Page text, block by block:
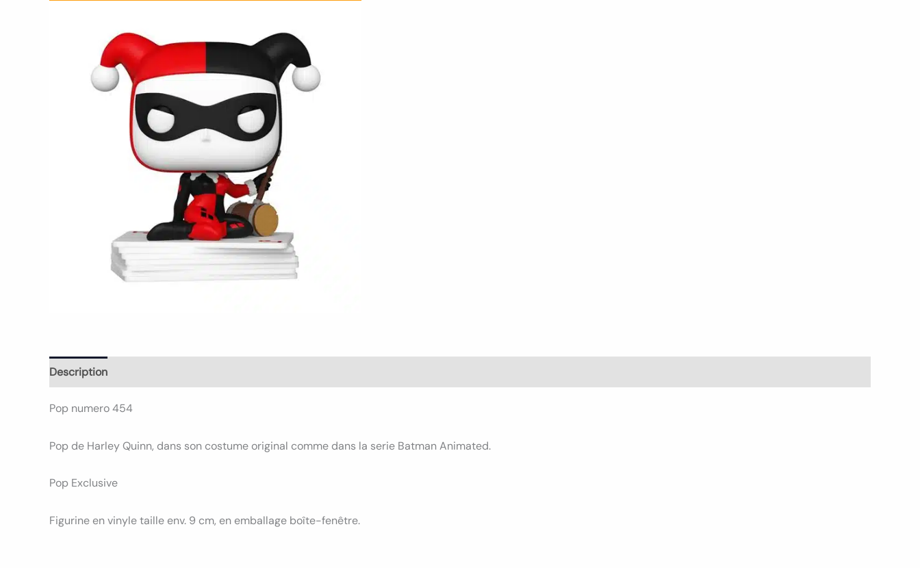
Description
Pop numero 454
Pop de Harley Quinn, dans son costume original comme dans la serie Batman Animated.
Pop Exclusive
Figurine en vinyle taille env. 9 cm, en emballage boîte-fenêtre.